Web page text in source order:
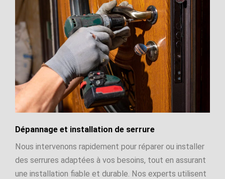
Dépannage et installation de serrure
Nous intervenons rapidement pour réparer ou installer
des serrures adaptées à vos besoins, tout en assurant
une installation fiable et durable. Nos experts utilisent